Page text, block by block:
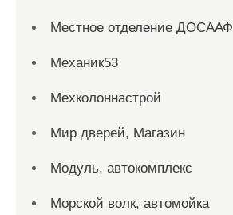
Местное отделение ДОСААФ
Механик53
Мехколоннастрой
Мир дверей, Магазин
Модуль, автокомплекс
Морской волк, автомойка